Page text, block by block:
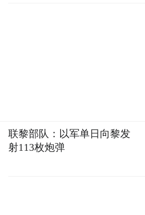
联黎部队：以军单日向黎发
射113枚炮弹